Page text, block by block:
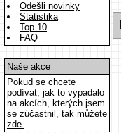
Odešli novinky
Statistika
Top 10
FAQ
Naše akce
Pokud se chcete
podívat, jak to vypadalo
na akcích, kterých jsem
se zúčastnil, tak můžete
zde.